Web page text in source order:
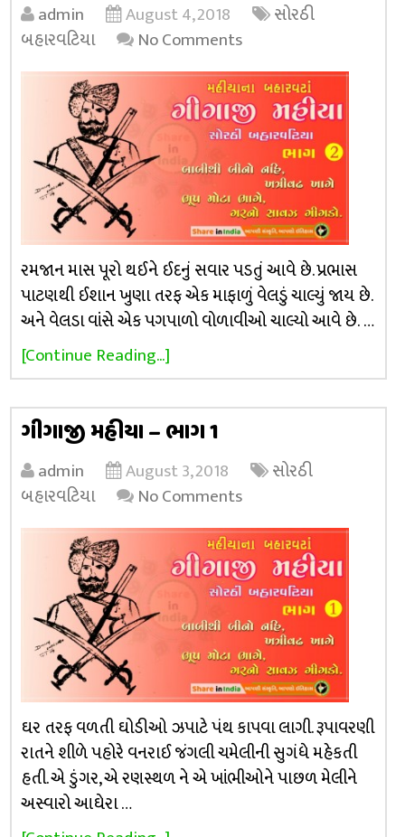
admin August 4, 2018
સોરઠી
બહારવટિયા
No Comments
રમજાન માસ પૂરો થઈને ઈદનું સવાર પડતું આવે છે. પ્રભાસ
પાટણથી ઈશાન ખુણા તરફ એક માફાળું વેલડું ચાલ્યું જાય છે.
અને વેલડા વાંસે એક પગપાળો વોળાવીઓ ચાલ્યો આવે છે. …
[Continue Reading...]
ગીગાજી મહીયા – ભાગ 1
admin August 3, 2018
સોરઠી
બહારવટિયા
No Comments
ઘર તરફ વળતી ઘોડીઓ ઝપાટે પંથ કાપવા લાગી. રૂપાવરણી
રાતને શીળે પહોરે વનરાઈ જંગલી ચમેલીની સુગંધે મહેકતી
હતી. એ ડુંગર, એ રણસ્થળ ને એ ખાંભીઓને પાછળ મેલીને
અસ્વારો આઘેરા …